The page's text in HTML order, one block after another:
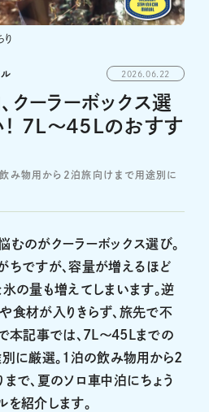
ル 2026.06.22
クーラーボックス選
！ 7L〜45Lのおすす
飲み物用から2泊旅向けまで用途別に
のがクーラーボックス選び。
ちですが、容量が増えるほど
の量も増えてしまいます。逆
食材が入りきらず、旅先で不
本記事では、7L〜45Lまでの
別に厳選。1泊の飲み物用から2
で、夏のソロ車中泊にちょう
紹介します。